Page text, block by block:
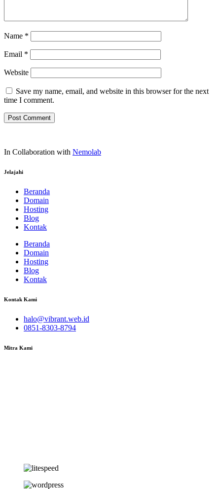
Name *
Email *
Website
Save my name, email, and website in this browser for the next
time I comment.
In Collaboration with Nemolab
Jelajahi
Beranda
Domain
Hosting
Blog
Kontak
Beranda
Domain
Hosting
Blog
Kontak
Kontak Kami
halo@vibrant.web.id
0851-8303-8794
Mitra Kami